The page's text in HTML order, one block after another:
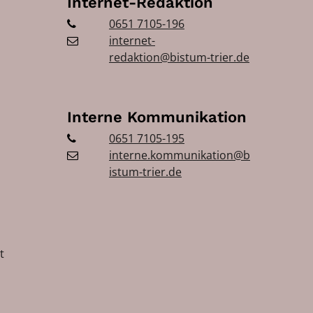
0651 7105-196
internet-
redaktion@bistum-trier.de
Interne Kommunikation
0651 7105-195
interne.kommunikation@b
istum-trier.de